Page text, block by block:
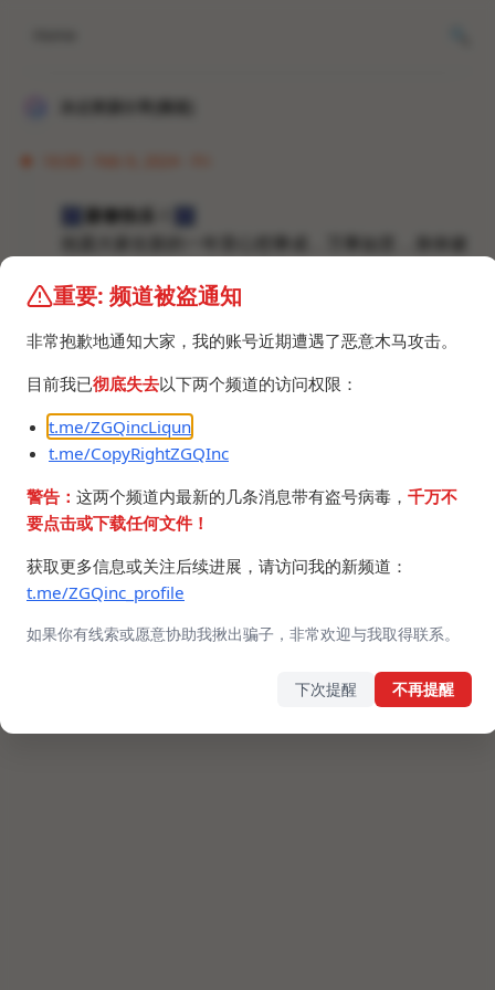
🎆 新春快乐！
🎆
©2024 ZGQ Inc.All rights reserved.
重要: 频道被盗通知
非常抱歉地通知大家，我的账号近期遭遇了恶意木马攻击。
目前我已彻底失去以下两个频道的访问权限：
t.me/ZGQincLiqun
t.me/CopyRightZGQInc
警告： 这两个频道内最新的几条消息带有盗号病毒， 千万不
要点击或下载任何文件！
获取更多信息或关注后续进展，请访问我的新频道：
t.me/ZGQinc_profile
如果你有线索或愿意协助我揪出骗子，非常欢迎与我取得联系。
下次提醒 不再提醒